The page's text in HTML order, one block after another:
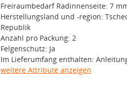
Freiraumbedarf Radinnenseite: 7
Herstellungsland und -region:
Republik
Anzahl pro Packung: 2
Felgenschutz: Ja
Im Lieferumfang enthalten:
weitere Attribute anzeigen